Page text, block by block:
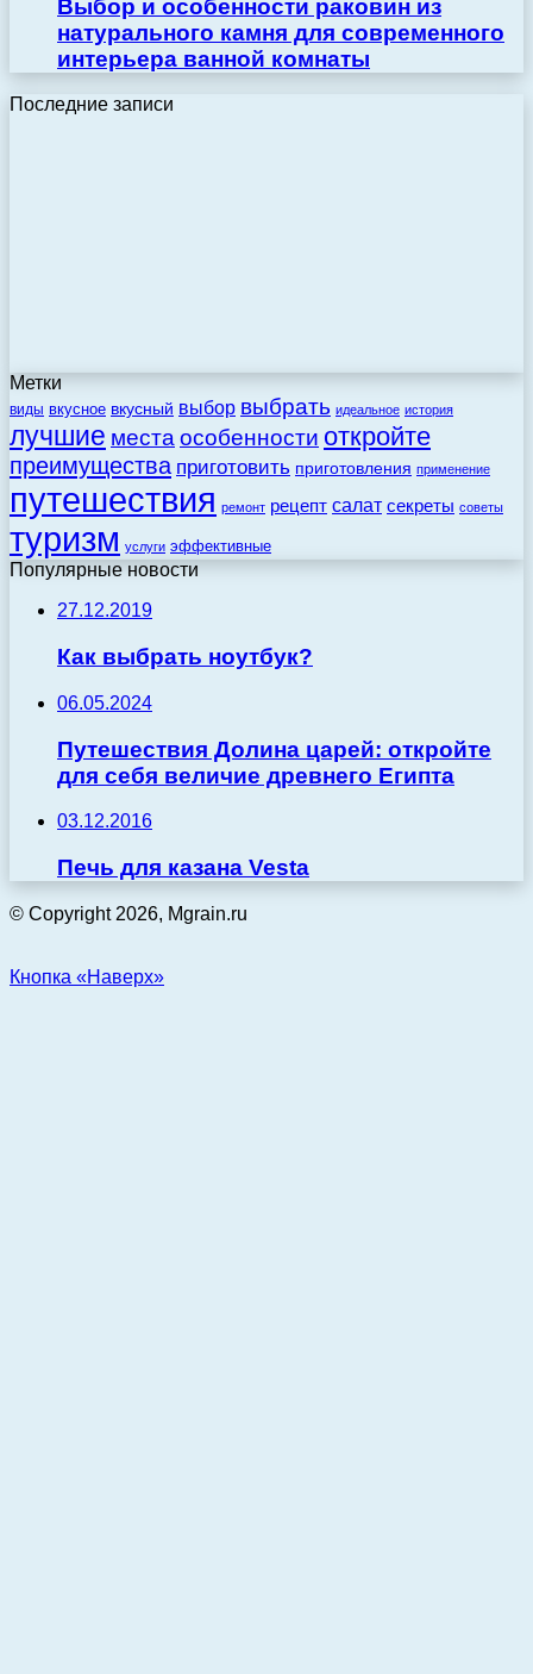
Выбор и особенности раковин из
натурального камня для современного
интерьера ванной комнаты
Последние записи
Метки
виды вкусное вкусный выбор выбрать идеальное история
лучшие местаособенности откройте
преимущества приготовить приготовления применение
путешествия ремонт рецепт салат секреты советы
туризм услуги эффективные
Популярные новости
27.12.2019
Как выбрать ноутбук?
06.05.2024
Путешествия Долина царей: откройте
для себя величие древнего Египта
03.12.2016
Печь для казана Vesta
© Copyright 2026, Mgrain.ru
Кнопка «Наверх»